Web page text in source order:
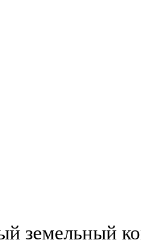
земельный